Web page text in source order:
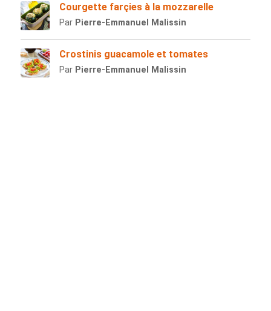
Courgette farçies à la mozzarelle
Par Pierre-Emmanuel Malissin
Crostinis guacamole et tomates
Par Pierre-Emmanuel Malissin